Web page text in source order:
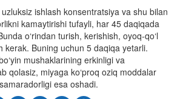
ishlash konsentratsiya va shu bilan
kamaytirishi tufayli, har 45 daqiqada
o‘rindan turish, kerishish, oyoq-qo‘l
kerak. Buning uchun 5 daqiqa yetarli.
mushaklarining erkinligi va
qolasiz, miyaga ko‘proq oziq moddalar
esa oshadi.